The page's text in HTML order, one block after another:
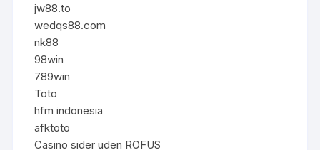
jw88.to
wedqs88.com
nk88
98win
789win
Toto
hfm indonesia
afktoto
Casino sider uden ROFUS